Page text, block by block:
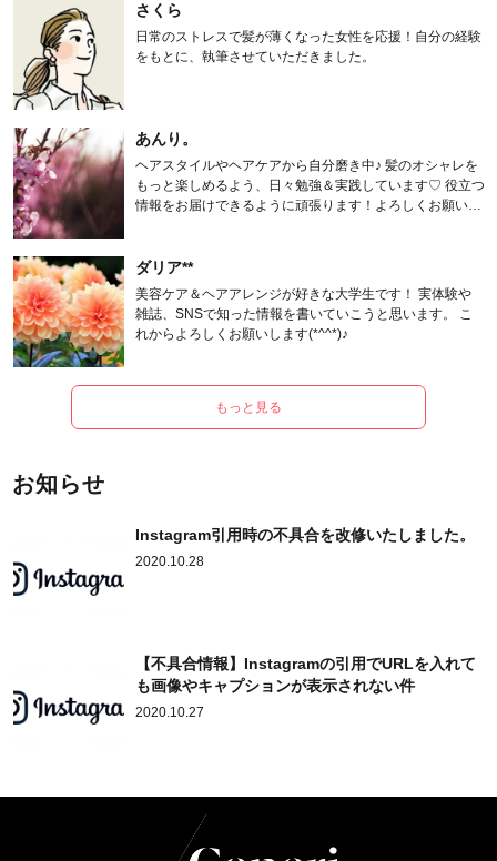
さくら
日常のストレスで髪が薄くなった女性を応援！自分の経験
をもとに、執筆させていただきました。
あんり。
ヘアスタイルやヘアケアから自分磨き中♪ 髪のオシャレを
もっと楽しめるよう、日々勉強＆実践しています♡ 役立つ
情報をお届けできるように頑張ります！よろしくお願いし
ダリア**
美容ケア＆ヘアアレンジが好きな大学生です！ 実体験や
雑誌、SNSで知った情報を書いていこうと思います。 こ
れからよろしくお願いします(*^^*)♪
もっと見る
お知らせ
Instagram引用時の不具合を改修いたしました。
2020.10.28
【不具合情報】Instagramの引用でURLを入れて
も画像やキャプションが表示されない件
2020.10.27